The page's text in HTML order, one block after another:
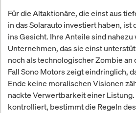
Für die Altaktionäre, die einst aus
in das Solarauto investiert haben, ist
ins Gesicht. Ihre Anteile sind nahezu
Unternehmen, das sie einst
noch als technologischer Zombie an
Fall Sono Motors zeigt eindringlich,
Ende keine moralischen Visionen
nackte Verwertbarkeit einer Listung.
kontrolliert, bestimmt die Regeln